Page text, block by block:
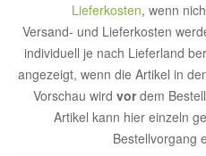
Lieferkosten, wenn
Versand- und Lieferkosten
individuell je nach Lieferland
angezeigt, wenn die Artikel in
Vorschau wird vordem
Artikel kann hier einzeln
Bestellvorgang